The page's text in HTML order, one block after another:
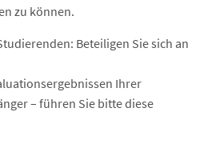
zu können.
Beteiligen Sie sich an
Ihrer
– führen Sie bitte diese